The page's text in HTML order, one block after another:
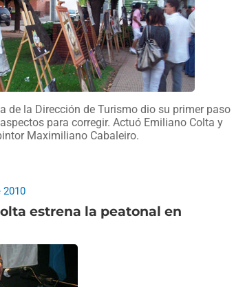
de la Dirección de Turismo dio su primer paso
para corregir. Actuó Emiliano Colta y
Maximiliano Cabaleiro.
estrena la peatonal en
2010